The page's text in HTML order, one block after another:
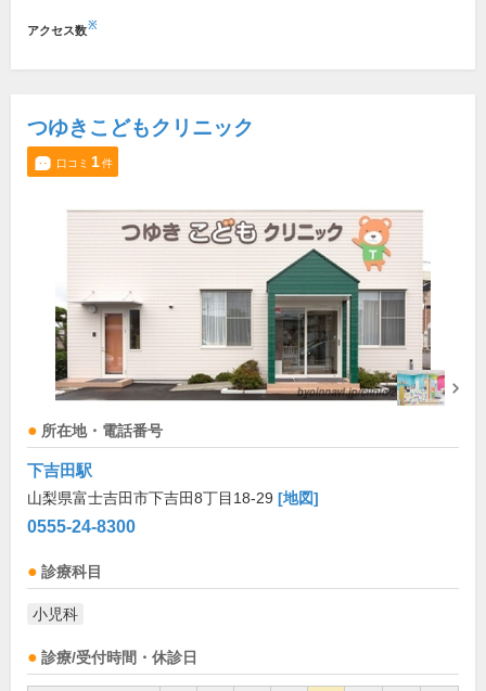
アクセス数※
つゆきこどもクリニック
口コミ 1件
所在地・電話番号
下吉田駅
山梨県富士吉田市下吉田8丁目18-29 [地図]
0555-24-8300
診療科目
小児科
診療/受付時間・休診日